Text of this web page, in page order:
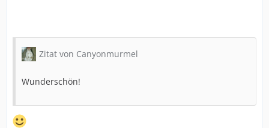
Zitat von Canyonmurmel
Wunderschön!